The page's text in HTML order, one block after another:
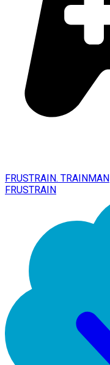
FRUSTRAIN. TRAINMAN
FRUSTRAIN